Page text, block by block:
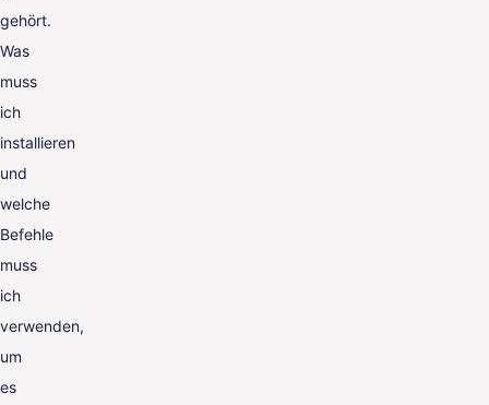
gehört.
Was
muss
ich
installieren
und
welche
Befehle
muss
ich
verwenden,
um
es